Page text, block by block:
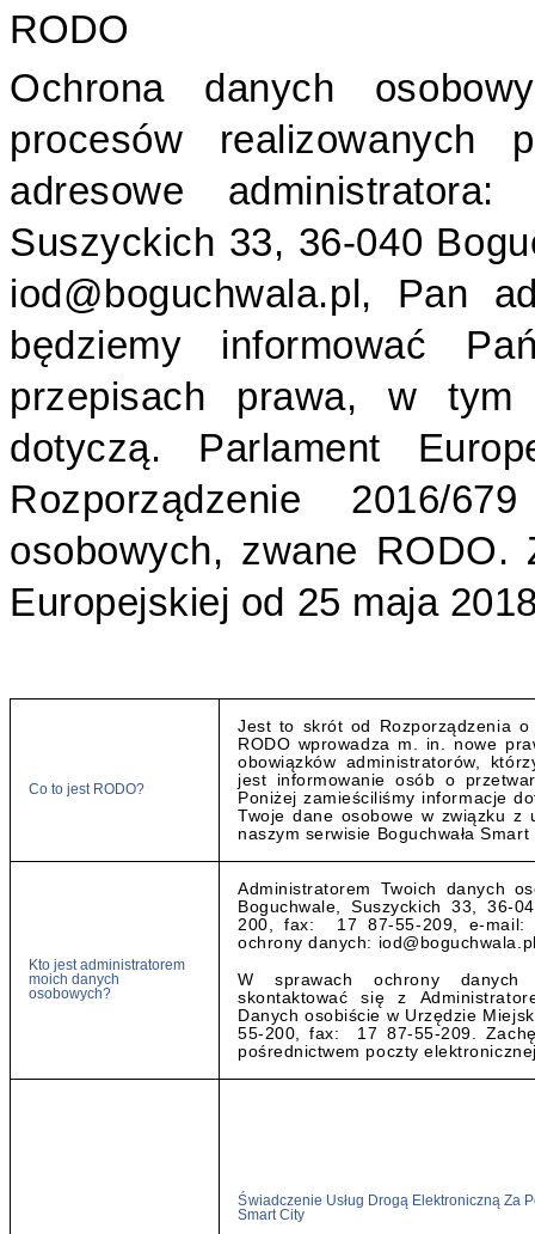
RODO
Ochrona danych
procesów realizowanych
adresowe
Suszyckich 33, 36-040
iod@boguchwala.pl, Pan
będziemy informować
przepisach prawa, w
dotyczą. Parlament
Rozporządzenie 2016/
osobowych, zwane RODO.
Europejskiej od 25 maja
Co to jest RODO?
Jest to skrót od Rozporządzenia o
RODO wprowadza m. in. nowe
obowiązków administratorów,
jest informowanie osób o
Poniżej zamieściliśmy informacje
Twoje dane osobowe w związku z
naszym serwisie Boguchwała Smart
Kto jest administratorem
moich danych
osobowych?
Administratorem Twoich danych
Boguchwale, Suszyckich 33, 36-
200, fax: 17 87-55-209, e-mail:
ochrony danych:
W sprawach ochrony danych
skontaktować się z
Danych osobiście w Urzędzie
55-200, fax: 17 87-55-209.
pośrednictwem poczty
Świadczenie Usług Drogą Elektroniczną Za
Smart City